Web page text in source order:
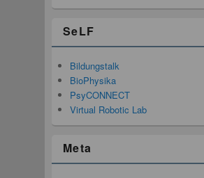
SeLF
Bildungstalk
BioPhysika
PsyCONNECT
Virtual Robotic Lab
Meta